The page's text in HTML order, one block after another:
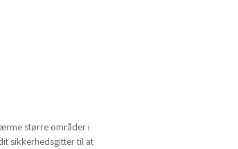
større områder i
sikkerhedsgitter til at